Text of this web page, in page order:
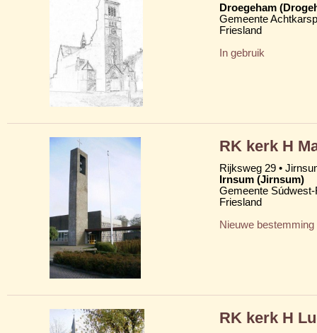
Droegeham
Gemeente
Friesland
In gebruik
RK kerk H
Rijksweg 29 •
Irnsum (Jirnsum)
Gemeente
Friesland
Nieuwe bestemming
RK kerk H